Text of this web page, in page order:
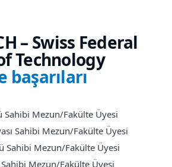
– Swiss Federal
Technology
başarıları
Sahibi Mezun/Fakülte Üyesi
Sahibi Mezun/Fakülte Üyesi
Sahibi Mezun/Fakülte Üyesi
Mezun/Fakülte Üyesi